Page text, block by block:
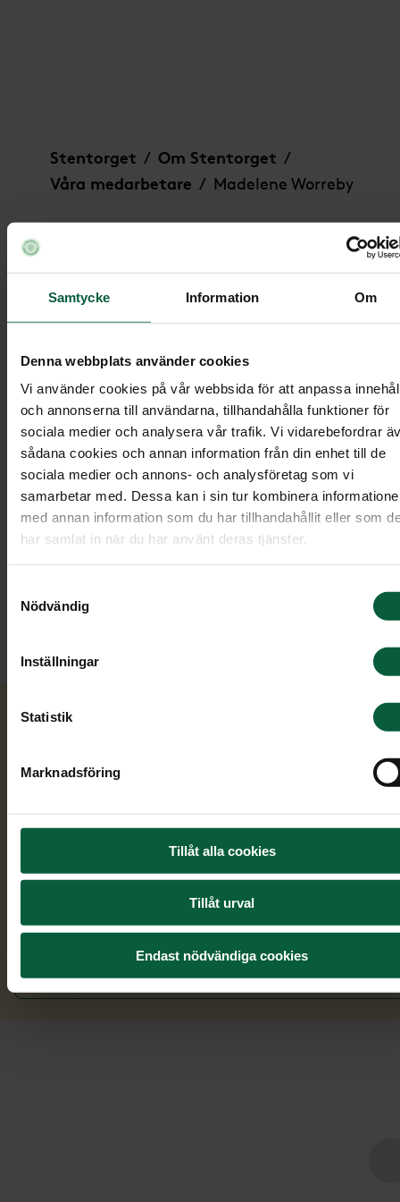
Samtycke Information Om
Denna webbplats använder cookies
Vi använder cookies på vår webbsida för att anpassa
och annonserna till användarna, tillhandahålla funktioner för
sociala medier och analysera vår trafik. Vi vidarebefordrar
sådana cookies och annan information från din enhet till de
sociala medier och annons- och analysföretag som vi
samarbetar med. Dessa kan i sin tur kombinera
med annan information som du har tillhandahållit eller som
har samlat in när du har använt deras tjänster.
Nödvändig
Inställningar
Statistik
Marknadsföring
Tillåt alla cookies
Tillåt urval
Endast nödvändiga cookies
Stentorget / Om Stentorget /
Våra medarbetare / Madelene Worreby
Madelene Worreby
Du är alltid varmt välkommen att höra av dig
att vi ska hjälpa dig med gravsten.